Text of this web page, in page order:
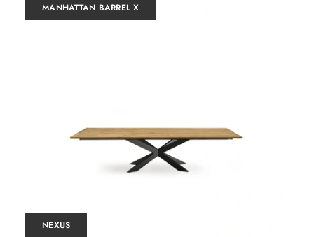
MANHATTAN BARREL X
NEXUS